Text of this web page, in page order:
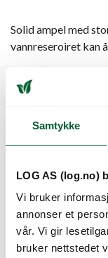
Samtykke
LOG AS (log.no)
Vi bruker
annonser et
vår. Vi gir
bruker nettstedet
Solid ampel med
vannreseroiret kan
Spesifikasjoner
Kunder så